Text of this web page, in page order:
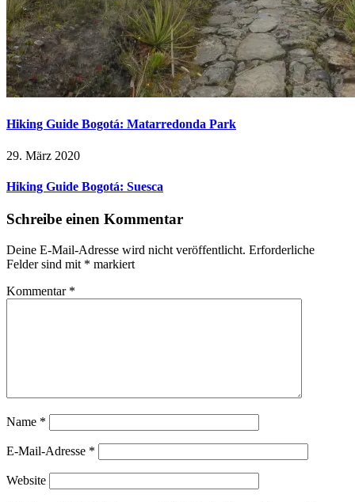
Hiking Guide Bogotá: Matarredonda Park
29. März 2020
Hiking Guide Bogotá: Suesca
Schreibe einen Kommentar
Deine E-Mail-Adresse wird nicht veröffentlicht. Erforderliche
Felder sind mit * markiert
Kommentar *
Name *
E-Mail-Adresse *
Website